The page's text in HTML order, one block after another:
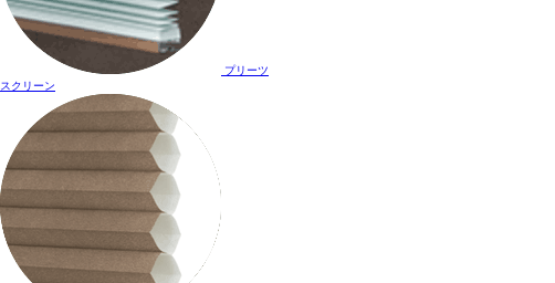
プリーツ
スクリーン